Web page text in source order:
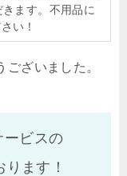
ます。不用品に
い！
ざいました。
ービスの
ます！